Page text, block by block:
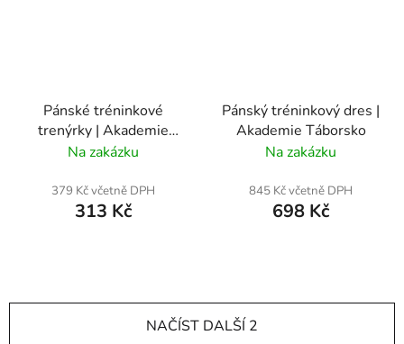
Pánské tréninkové
trenýrky | Akademie
Táborsko
Na zakázku
379 Kč včetně DPH
313 Kč
Pánský tréninkový dres |
Akademie Táborsko
Na zakázku
845 Kč včetně DPH
698 Kč
NAČÍST DALŠÍ 2